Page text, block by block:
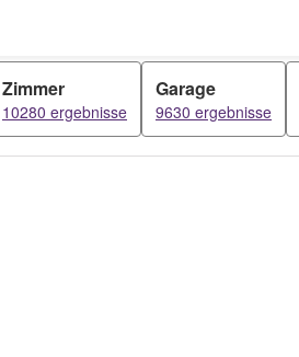
Zimmer
10280 ergebnisse
Garage
9630 ergebnisse